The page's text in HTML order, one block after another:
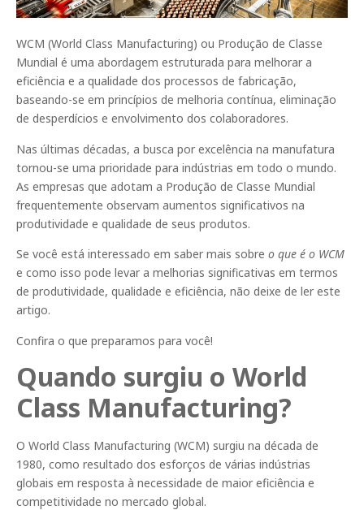
WCM (World Class Manufacturing) ou Produção de Classe
Mundial é uma abordagem estruturada para melhorar a
eficiência e a qualidade dos processos de fabricação,
baseando-se em princípios de melhoria contínua, eliminação
de desperdícios e envolvimento dos colaboradores.
Nas últimas décadas, a busca por excelência na manufatura
tornou-se uma prioridade para indústrias em todo o mundo.
As empresas que adotam a Produção de Classe Mundial
frequentemente observam aumentos significativos na
produtividade e qualidade de seus produtos.
Se você está interessado em saber mais sobre o que é o WCM
e como isso pode levar a melhorias significativas em termos
de produtividade, qualidade e eficiência, não deixe de ler este
artigo.
Confira o que preparamos para você!
Quando surgiu o World
Class Manufacturing?
O World Class Manufacturing (WCM) surgiu na década de
1980, como resultado dos esforços de várias indústrias
globais em resposta à necessidade de maior eficiência e
competitividade no mercado global.